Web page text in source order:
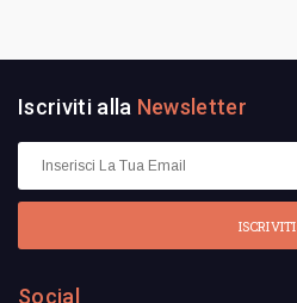
Iscriviti alla Newsletter
ISCRIVITI
Social